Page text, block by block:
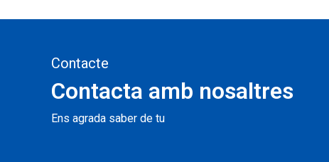
Contacte
Contacta amb nosaltres
Ens agrada saber de tu